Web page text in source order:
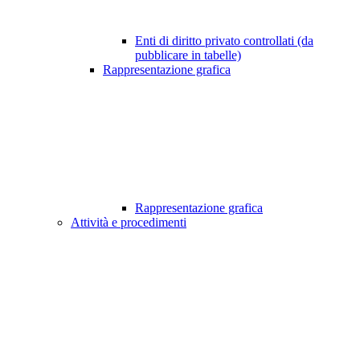
Enti di diritto privato controllati (da
pubblicare in tabelle)
Rappresentazione grafica
Rappresentazione grafica
Attività e procedimenti